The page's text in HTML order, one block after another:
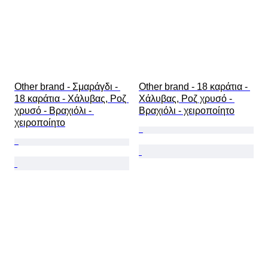
Other brand - Σμαράγδι -
18 καράτια - Χάλυβας, Ροζ
χρυσό - Βραχιόλι -
χειροποίητο
Other brand - 18 καράτια -
Χάλυβας, Ροζ χρυσό -
Βραχιόλι - χειροποίητο